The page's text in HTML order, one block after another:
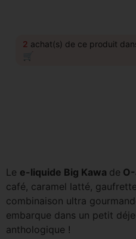
2 achat(s) de ce produit
🛒
Le e-liquide Big Kawa de
café, caramel latté,
combinaison ultra
embarque dans un petit
anthologique !